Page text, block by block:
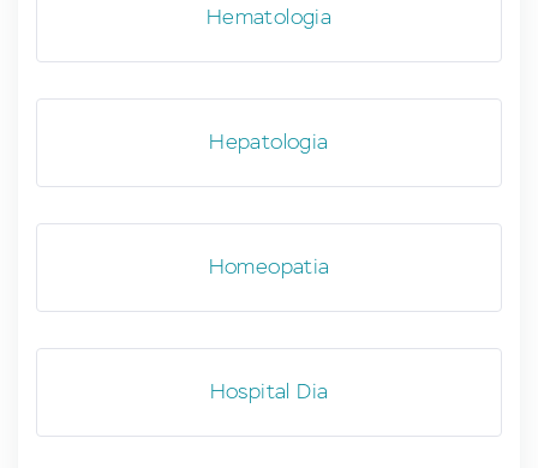
Hematologia
Hepatologia
Homeopatia
Hospital Dia